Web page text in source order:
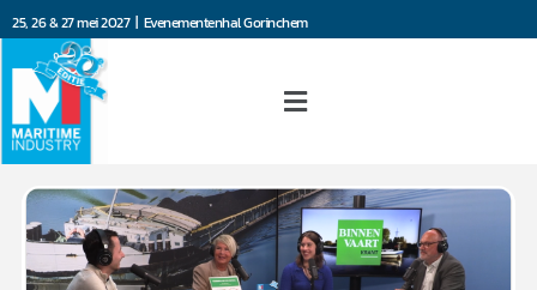
25, 26 & 27 mei 2027 | Evenementenhal Gorinchem